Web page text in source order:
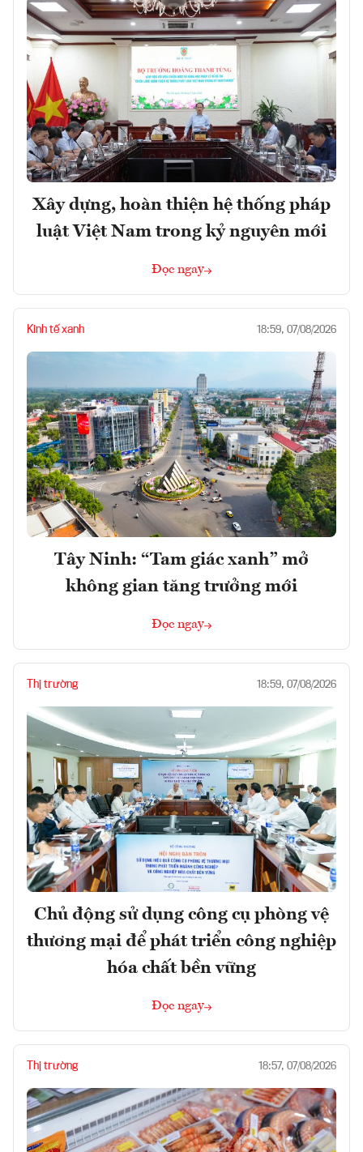
Xây dựng, hoàn thiện hệ thống pháp
luật Việt Nam trong kỷ nguyên mới
Đọc ngay
Kinh tế xanh 18:59, 07/08/2026
Tây Ninh: “Tam giác xanh” mở
không gian tăng trưởng mới
Đọc ngay
Thị trường 18:59, 07/08/2026
Chủ động sử dụng công cụ phòng vệ
thương mại để phát triển công nghiệp
hóa chất bền vững
Đọc ngay
Thị trường 18:57, 07/08/2026